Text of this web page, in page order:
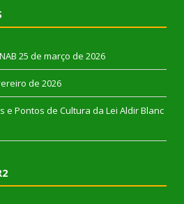
25 de março de 2026
de 2026
e Pontos de Cultura da Lei Aldir Blanc